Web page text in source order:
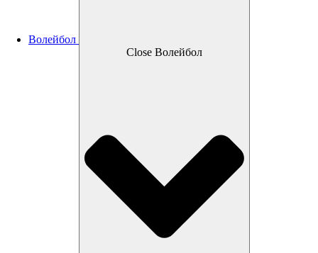
Волейбол
Close Волейбол